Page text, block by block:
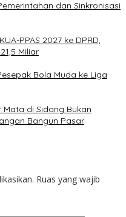
dan Sinkronisasi
PPAS 2027 ke DPRD,
Miliar
Bola Muda ke Liga
Mata di Sidang Bukan
Bangun Pasar
Ruas yang wajib